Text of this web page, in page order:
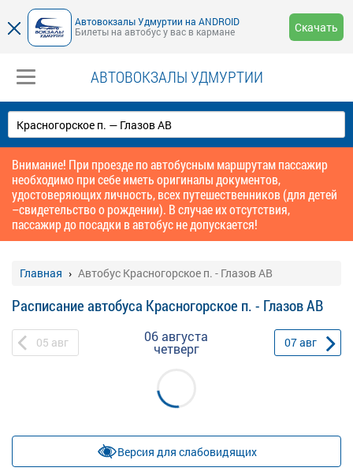
Автовокзалы Удмуртии на ANDROID
Билеты на автобус у вас в кармане
Скачать
АВТОВОКЗАЛЫ УДМУРТИИ
Внимание! При проезде по автобусным маршрутам пассажир
необходимо при себе иметь оригиналы документов,
удостоверяющих личность, всех путешественников (для детей
–свидетельство о рождении). В случае их отсутствия,
пассажир до посадки в автобус не допускается!
Главная Автобус Красногорское п. - Глазов АВ
Расписание автобуса Красногорское п. - Глазов АВ
05 авг 06 августа
четверг 07авг
Версия для слабовидящих